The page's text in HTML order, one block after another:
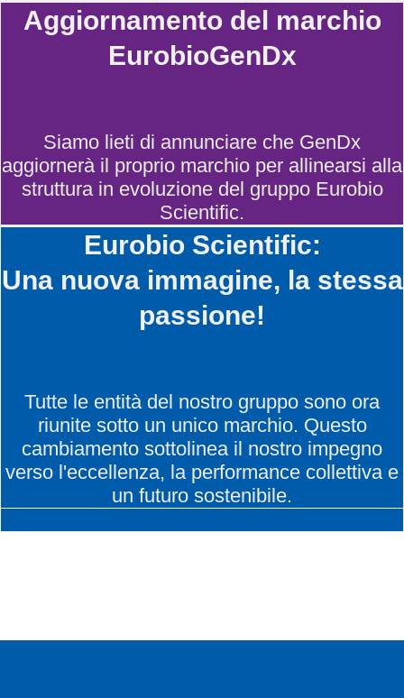
Aggiornamento del marchio
EurobioGenDx
Siamo lieti di annunciare che GenDx
aggiornerà il proprio marchio per allinearsi alla
struttura in evoluzione del gruppo Eurobio
Scientific.
Eurobio Scientific:
Una nuova immagine, la stessa
passione!
Tutte le entità del nostro gruppo sono ora
riunite sotto un unico marchio. Questo
cambiamento sottolinea il nostro impegno
verso l'eccellenza, la performance collettiva e
un futuro sostenibile.